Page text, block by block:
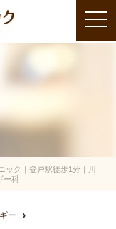
t
o
i
ック｜登戸駅徒歩1分｜川
ー科
ー